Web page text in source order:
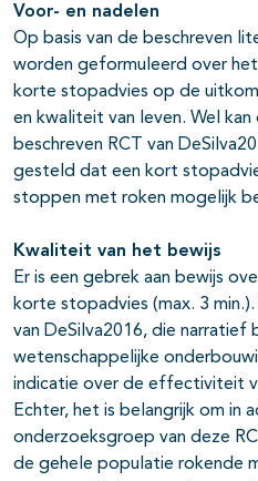
Voor- en nadelen
Op basis van de beschreven
worden geformuleerd over
korte stopadvies op de
en kwaliteit van leven. Wel
beschreven RCT van
gesteld dat een kort
stoppen met roken mogelijk
Kwaliteit van het bewijs
Er is een gebrek aan bewijs
korte stopadvies (max. 3
van DeSilva2016, die narratief
wetenschappelijke
indicatie over de effectiviteit
Echter, het is belangrijk om in
onderzoeksgroep van deze
de gehele populatie rokende